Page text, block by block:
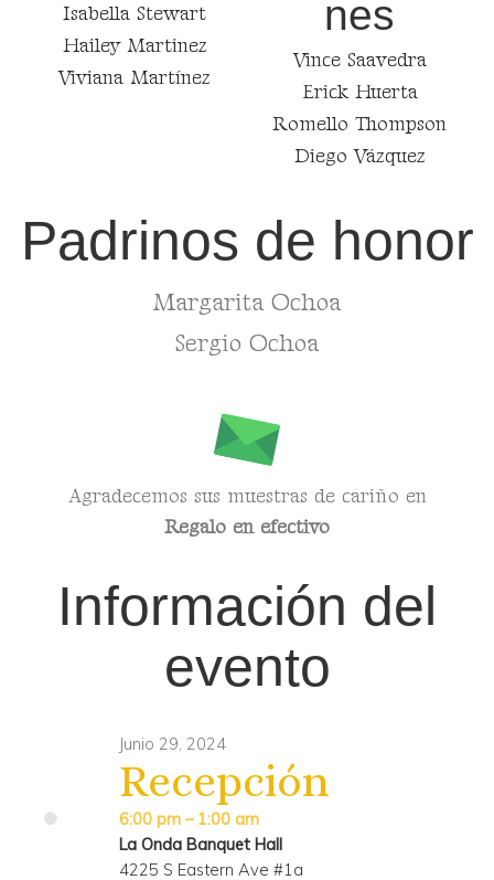
Isabella Stewart
Hailey Martinez
Viviana Martínez
nes
Vince Saavedra
Erick Huerta
Romello Thompson
Diego Vázquez
Padrinos de honor
Margarita Ochoa
Sergio Ochoa
Agradecemos sus muestras de cariño en
Regalo en efectivo
Información del
evento
Junio 29, 2024
Recepción
6:00 pm – 1:00 am
La Onda Banquet Hall
4225 S Eastern Ave #1a